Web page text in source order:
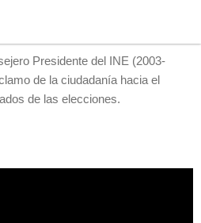
Presidente del INE (2003-
de la ciudadanía hacia el
de las elecciones.